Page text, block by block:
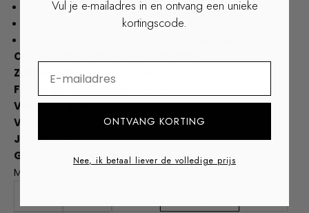
Leg de ring plat op een harde ondergrond.
Meet de binnendiameter met een liniaal.
Optie 3. Internationale ringmaten.
Zwitserland:1–30 (omtrek)
Frankrijk / Duitsland:
Verenigd Koninkrijk:A–Z
VS & Canada:
1–16
Japan:1–27
Gemiddelde ringmaat voor vrouwen
Meestal tussen maat 52 en 54.
Vul je e-mailadres in en ontvang een unieke
kortingscode.
ONTVANG KORTING
Nee, ik betaal liever de volledige prijs